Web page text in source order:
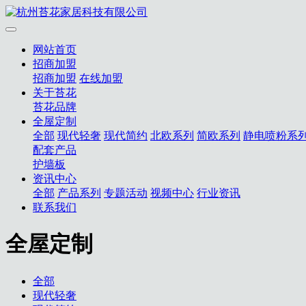
网站首页
招商加盟
招商加盟 在线加盟
关于苔花
苔花品牌
全屋定制
全部 现代轻奢 现代简约 北欧系列 简欧系列 静电喷粉系
配套产品
护墙板
资讯中心
全部 产品系列 专题活动 视频中心 行业资讯
联系我们
全屋定制
全部
现代轻奢